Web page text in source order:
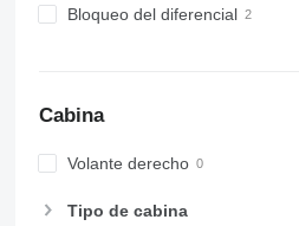
Bloqueo del diferencial
Cabina
Volante derecho
Tipo de cabina